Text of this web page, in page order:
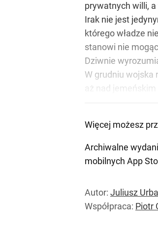
prywatnych willi,
Irak nie jest
którego władze
stanowi nie
Dziwnie
W grudniu wojska
aż nad
Więcej możesz
Archiwalne
mobilnych App
Autor: Juliusz
Współpraca: Piotr